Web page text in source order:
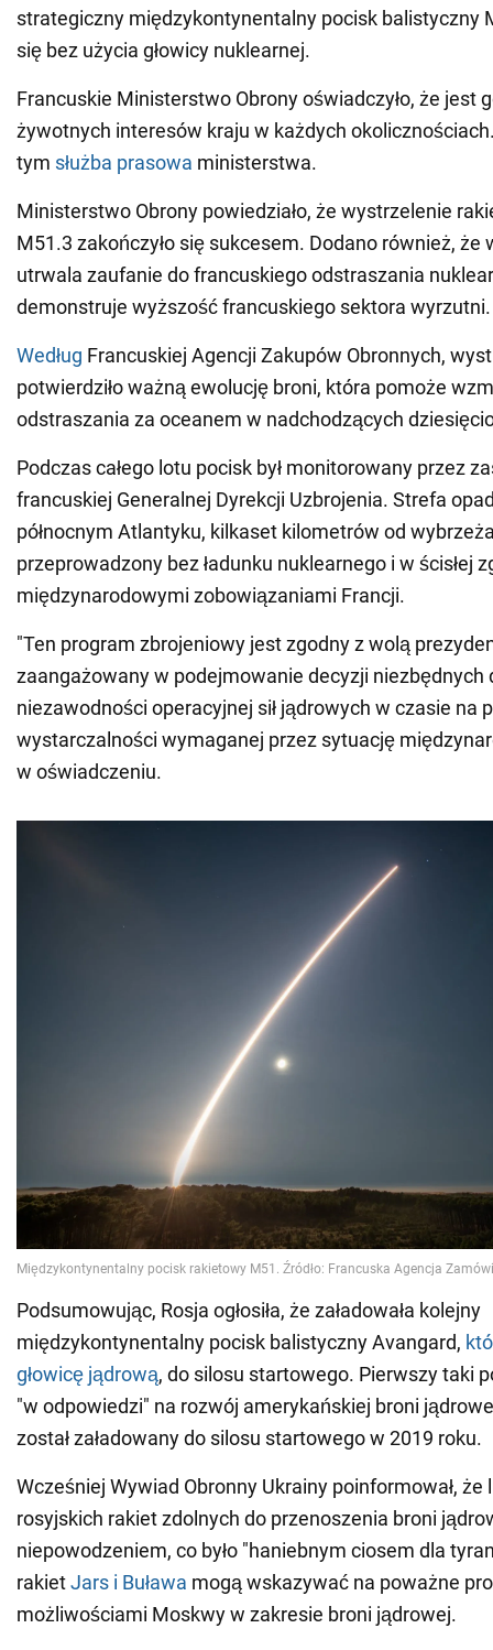
strategiczny międzykontynentalny pocisk balistyczny
się bez użycia głowicy nuklearnej.
Francuskie Ministerstwo Obrony oświadczyło, że jest
żywotnych interesów kraju w każdych
tym służba prasowa ministerstwa.
Ministerstwo Obrony powiedziało, że wystrzelenie
M51.3 zakończyło się sukcesem. Dodano również, że
utrwala zaufanie do francuskiego odstraszania
demonstruje wyższość francuskiego sektora wyrzutni.
Według Francuskiej Agencji Zakupów Obronnych,
potwierdziło ważną ewolucję broni, która pomoże
odstraszania za oceanem w nadchodzących
Podczas całego lotu pocisk był monitorowany przez
francuskiej Generalnej Dyrekcji Uzbrojenia. Strefa
północnym Atlantyku, kilkaset kilometrów od
przeprowadzony bez ładunku nuklearnego i w ścisłej
międzynarodowymi zobowiązaniami Francji.
"Ten program zbrojeniowy jest zgodny z wolą
zaangażowany w podejmowanie decyzji niezbędnych
niezawodności operacyjnej sił jądrowych w czasie na
wystarczalności wymaganej przez sytuację
w oświadczeniu.
Podsumowując, Rosja ogłosiła, że załadowała kolejny
międzykontynentalny pocisk balistyczny Avangard,
głowicę jądrową, do silosu startowego. Pierwszy taki
"w odpowiedzi" na rozwój amerykańskiej broni
został załadowany do silosu startowego w 2019 roku.
Wcześniej Wywiad Obronny Ukrainy poinformował, że
rosyjskich rakiet zdolnych do przenoszenia broni
niepowodzeniem, co było "haniebnym ciosem dla
rakietJars i Buława mogą wskazywać na poważne
możliwościami Moskwy w zakresie broni jądrowej.